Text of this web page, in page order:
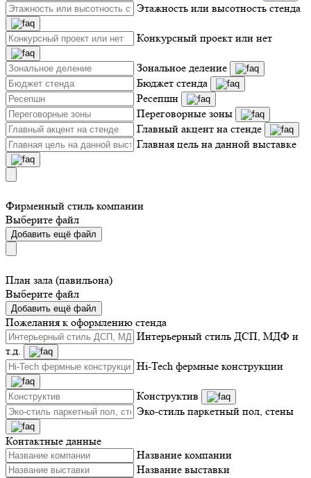
Этажность или высотность стенда
Конкурсный проект или нет
Зональное деление
Бюджет стенда
Ресепшн
Переговорные зоны
Главный акцент на стенде
Главная цель на данной выставке
Фирменный стиль компании
Выберите файл
Добавить ещё файл
План зала (павильона)
Выберите файл
Добавить ещё файл
Пожелания к оформлению стенда
Интерьерный стиль ДСП, МДФ и
т.д.
Hi-Tech фермные конструкции
Конструктив
Эко-стиль паркетный пол, стены
Контактные данные
Название компании
Название выставки